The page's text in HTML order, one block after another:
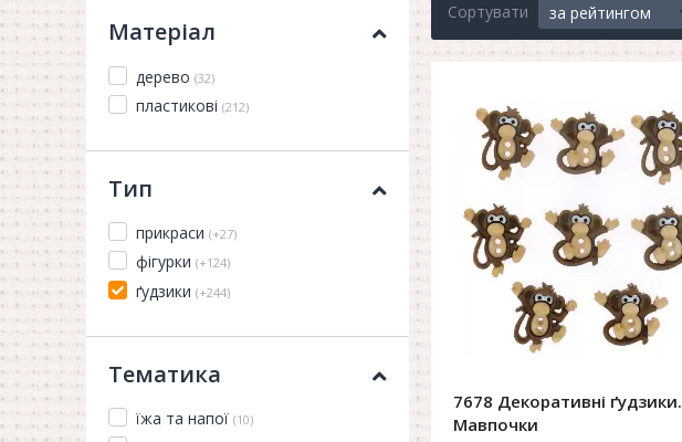
Матеріал
дерево (32)
пластикові (212)
Тип
прикраси (+27)
фігурки (+124)
ґудзики (+244)
Тематика
їжа та напої (10)
Сортувати за рейтингом
7678 Декоративні ґудзики.
Мавпочки